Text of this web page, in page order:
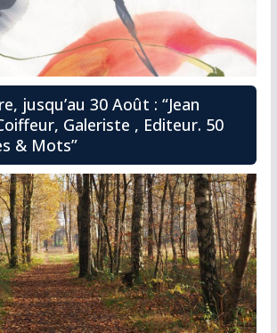
jusqu’au 30 Août : “Jean
Galeriste , Editeur. 50
& Mots”